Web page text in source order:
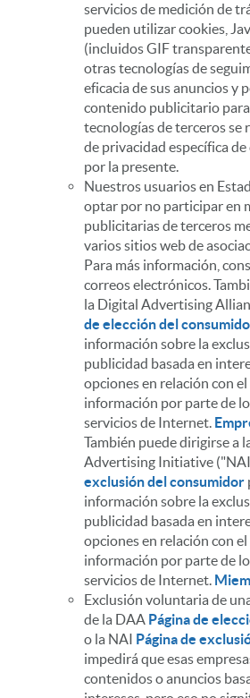
servicios de medición de
pueden utilizar cookies,
(incluidos GIF
otras tecnologías de
eficacia de sus anuncios y
contenido publicitario para
tecnologías de terceros se
de privacidad específica de
por la presente.
Nuestros usuarios en
optar por no participar en
publicitarias de terceros
varios sitios web de
Para más información,
correos electrónicos.
la Digital Advertising
de elección del
información sobre la
publicidad basada en
opciones en relación con el
información por parte de
servicios de Internet.
También puede dirigirse a
Advertising Initiative
exclusión del consumidor
información sobre la
publicidad basada en
opciones en relación con el
información por parte de
servicios de Internet.
Exclusión voluntaria de
de la DAA Página de
o la NAI Página de
impedirá que esas
contenidos o anuncios